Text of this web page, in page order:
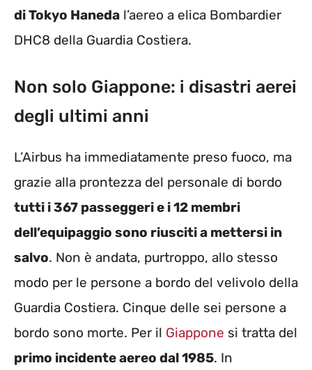
di Tokyo Haneda l’aereo a elica Bombardier
DHC8 della Guardia Costiera.
Non solo Giappone: i disastri aerei
degli ultimi anni
L’Airbus ha immediatamente preso fuoco, ma
grazie alla prontezza del personale di bordo
tutti i 367 passeggeri e i 12 membri
dell’equipaggio sono riusciti a mettersi in
salvo. Non è andata, purtroppo, allo stesso
modo per le persone a bordo del velivolo della
Guardia Costiera. Cinque delle sei persone a
bordo sono morte. Per il Giappone si tratta del
primo incidente aereo dal 1985. In